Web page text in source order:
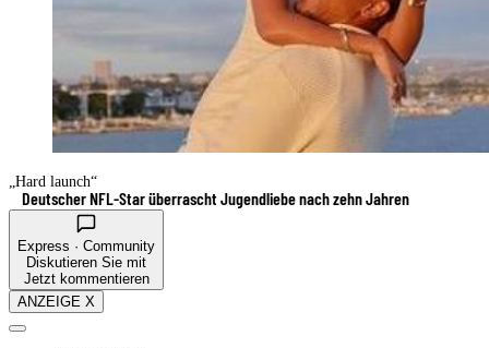
„Hard launch“
Deutscher NFL-Star überrascht Jugendliebe nach zehn Jahren
Express · Community
Diskutieren Sie mit
Jetzt kommentieren
ANZEIGE X